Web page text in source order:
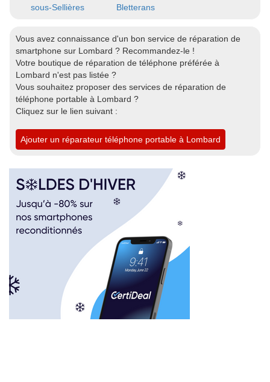
sous-Sellières
Bletterans
Vous avez connaissance d'un bon service de réparation de
smartphone sur Lombard ? Recommandez-le !
Votre boutique de réparation de téléphone préférée à
Lombard n'est pas listée ?
Vous souhaitez proposer des services de réparation de
téléphone portable à Lombard ?
Cliquez sur le lien suivant :
Ajouter un réparateur téléphone portable à Lombard